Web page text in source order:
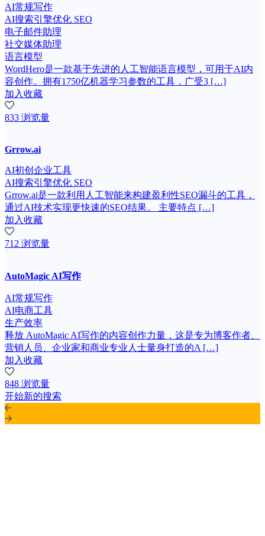
AI常规写作
AI搜索引擎优化 SEO
电子邮件助理
社交媒体助理
语言模型
WordHero是一款基于先进的人工智能语言模型，可用于AI内
容创作。拥有1750亿机器学习参数的工具，广受3 […]
加入收藏
833 浏览量
Grrow.ai
AI初创企业工具
AI搜索引擎优化 SEO
Grrow.ai是一款利用人工智能来构建盈利性SEO漏斗的工具，
通过AI技术实现更快速的SEO结果。 主要特点 […]
加入收藏
712 浏览量
AutoMagic AI写作
AI常规写作
AI电商工具
生产效率
释放 AutoMagic AI写作的内容创作力量，这是专为博客作者、
营销人员、企业家和商业专业人士量身打造的A […]
加入收藏
848 浏览量
开始新的搜索